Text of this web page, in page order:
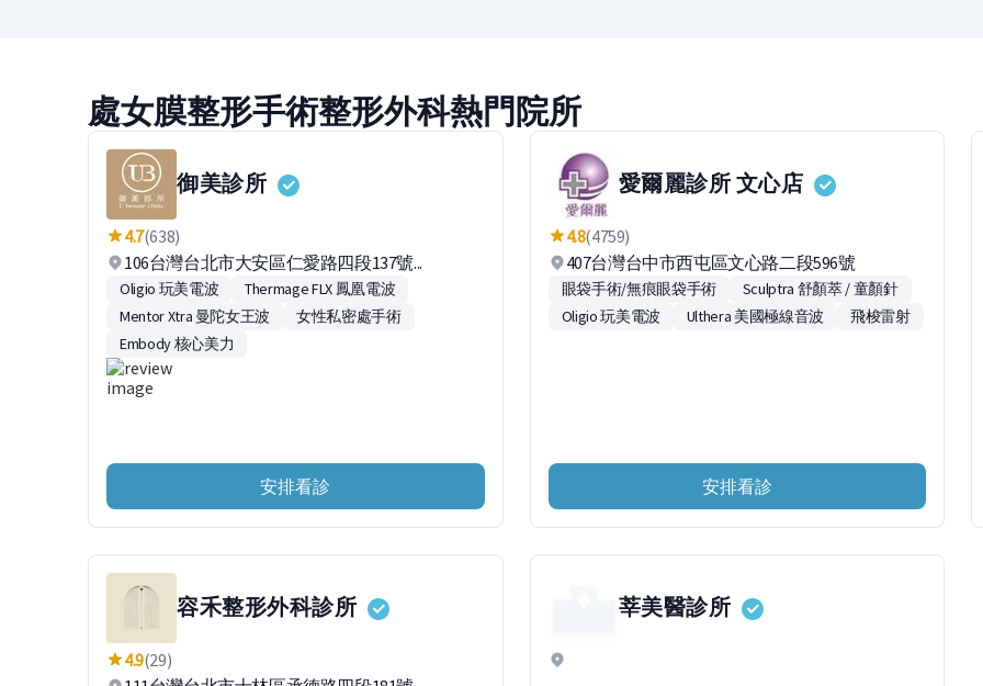
處女膜整形手術整形外科熱門院所
御美診所
4.7(638)
106台灣台北市大安區仁愛路四段137號...
Oligio 玩美電波
Thermage FLX 鳳凰電波
Mentor Xtra 曼陀女王波
女性私密處手術
Embody 核心美力
安排看診
愛爾麗診所 文心店
4.8(4759)
407台灣台中市西屯區文心路二段596號
眼袋手術/無痕眼袋手術
Sculptra 舒顏萃 / 童顏針
Oligio 玩美電波
Ulthera 美國極線音波 飛梭雷射
安排看診
容禾整形外科診所
4.9(29)
莘美醫診所